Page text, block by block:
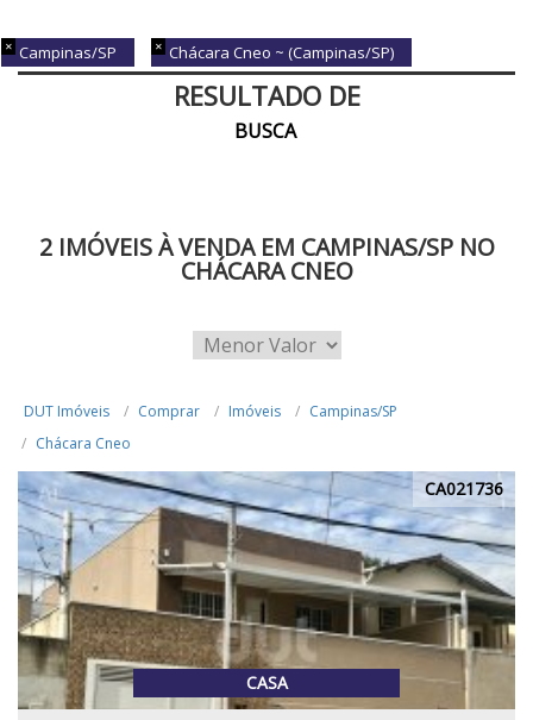
Campinas/SP Chácara Cneo ~ (Campinas/SP)
RESULTADO DE
BUSCA
2 IMÓVEIS À VENDA EM CAMPINAS/SP NO
CHÁCARA CNEO
DUT Imóveis Comprar Imóveis
Campinas/SP
Chácara Cneo
CA021736
CASA